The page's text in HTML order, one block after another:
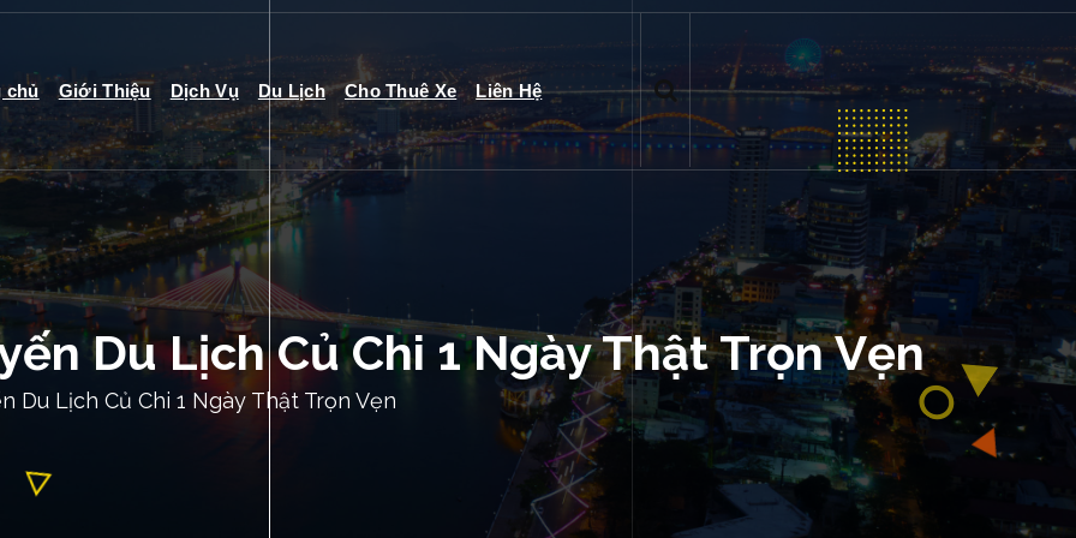
chủ Giới Thiệu Dịch Vụ Du Lịch Cho Thuê Xe Liên Hệ
Du Lịch Củ Chi 1 Ngày Thật Trọn Vẹn
Du Lịch Củ Chi 1 Ngày Thật Trọn Vẹn